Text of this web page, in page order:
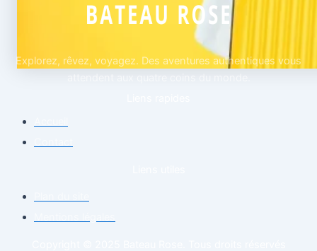
Explorez, rêvez, voyagez. Des aventures authentiques vous